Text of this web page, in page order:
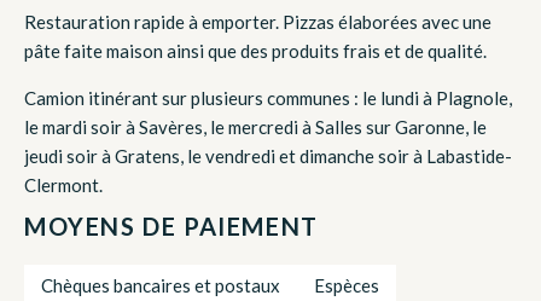
Restauration rapide à emporter. Pizzas élaborées avec une
pâte faite maison ainsi que des produits frais et de qualité.
Camion itinérant sur plusieurs communes : le lundi à Plagnole,
le mardi soir à Savères, le mercredi à Salles sur Garonne, le
jeudi soir à Gratens, le vendredi et dimanche soir à Labastide-
Clermont.
MOYENS DE PAIEMENT
Chèques bancaires et postaux Espèces